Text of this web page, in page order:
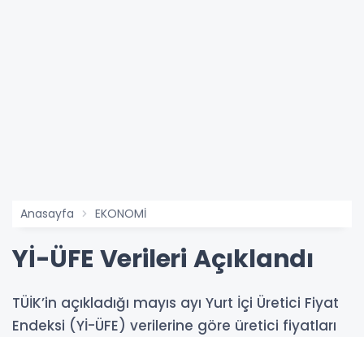
Anasayfa EKONOMİ
Yİ-ÜFE Verileri Açıklandı
TÜİK’in açıkladığı mayıs ayı Yurt İçi Üretici Fiyat
Endeksi (Yİ-ÜFE) verilerine göre üretici fiyatları